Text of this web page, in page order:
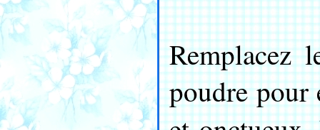
Remplacez
poudre